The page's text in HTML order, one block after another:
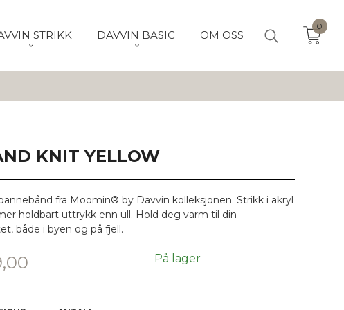
STRIKK DAVVIN BASIC OM OSS
0
KNIT YELLOW
fra Moomin® by Davvin kolleksjonen. Strikk i akryl
holdbart uttrykk enn ull. Hold deg varm til din
både i byen og på fjell.
På lager